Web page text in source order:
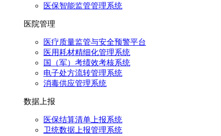
医保智能监管管理系统
医院管理
医疗质量监管与安全预警平台
医用耗材精细化管理系统
国（军）考绩效考核系统
电子处方流转管理系统
消毒供应管理系统
数据上报
医保结算清单上报系统
卫统数据上报管理系统